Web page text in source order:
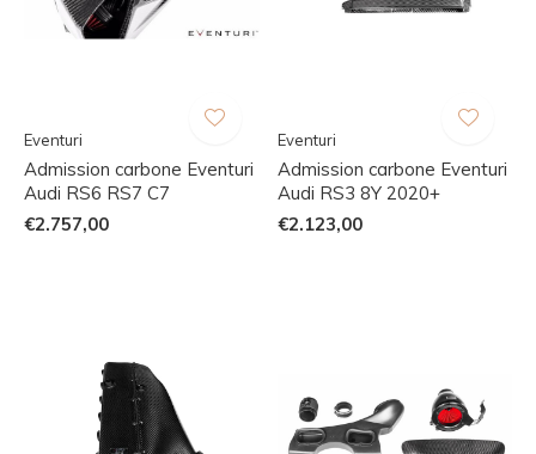
Eventuri
Admission carbone Eventuri
Audi RS6 RS7 C7
€2.757,00
Eventuri
Admission carbone Eventuri
Audi RS3 8Y 2020+
€2.123,00